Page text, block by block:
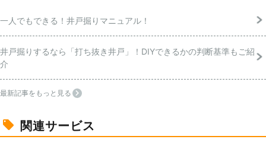
一人でもできる！井戸掘りマニュアル！
井戸掘りするなら「打ち抜き井戸」！DIYできるかの判断基準もご紹
介
最新記事をもっと見る
関連サービス